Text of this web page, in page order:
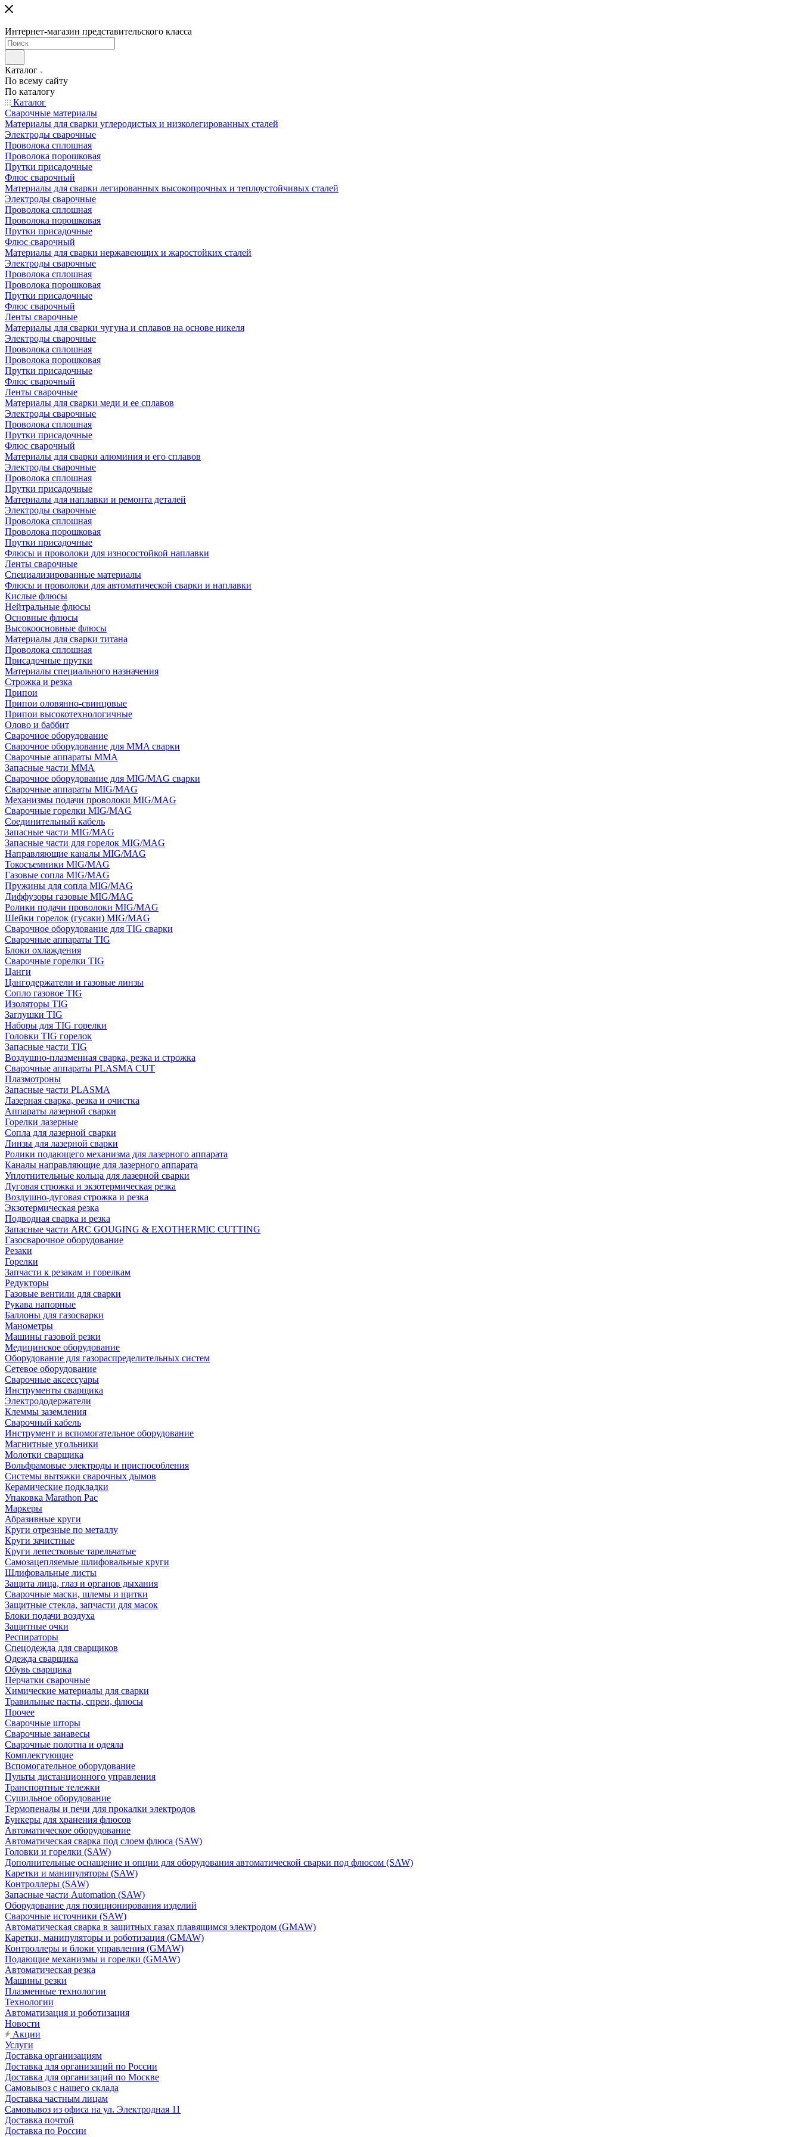
Интернет-магазин представительского класса
Каталог
По всему сайту
По каталогу
Каталог
Сварочные материалы
Материалы для сварки углеродистых и низколегированных сталей
Электроды сварочные
Проволока сплошная
Проволока порошковая
Прутки присадочные
Флюс сварочный
Материалы для сварки легированных высокопрочных и теплоустойчивых сталей
Электроды сварочные
Проволока сплошная
Проволока порошковая
Прутки присадочные
Флюс сварочный
Материалы для сварки нержавеющих и жаростойких сталей
Электроды сварочные
Проволока сплошная
Проволока порошковая
Прутки присадочные
Флюс сварочный
Ленты сварочные
Материалы для сварки чугуна и сплавов на основе никеля
Электроды сварочные
Проволока сплошная
Проволока порошковая
Прутки присадочные
Флюс сварочный
Ленты сварочные
Материалы для сварки меди и ее сплавов
Электроды сварочные
Проволока сплошная
Прутки присадочные
Флюс сварочный
Материалы для сварки алюминия и его сплавов
Электроды сварочные
Проволока сплошная
Прутки присадочные
Материалы для наплавки и ремонта деталей
Электроды сварочные
Проволока сплошная
Проволока порошковая
Прутки присадочные
Флюсы и проволоки для износостойкой наплавки
Ленты сварочные
Специализированные материалы
Флюсы и проволоки для автоматической сварки и наплавки
Кислые флюсы
Нейтральные флюсы
Основные флюсы
Высокоосновные флюсы
Материалы для сварки титана
Проволока сплошная
Присадочные прутки
Материалы специального назначения
Строжка и резка
Припои
Припои оловянно-свинцовые
Припои высокотехнологичные
Олово и баббит
Сварочное оборудование
Сварочное оборудование для MMA сварки
Сварочные аппараты MMA
Запасные части MMA
Сварочное оборудование для MIG/MAG сварки
Сварочные аппараты MIG/MAG
Механизмы подачи проволоки MIG/MAG
Сварочные горелки MIG/MAG
Соединительный кабель
Запасные части MIG/MAG
Запасные части для горелок MIG/MAG
Направляющие каналы MIG/MAG
Токосъемники MIG/MAG
Газовые сопла MIG/MAG
Пружины для сопла MIG/MAG
Диффузоры газовые MIG/MAG
Ролики подачи проволоки MIG/MAG
Шейки горелок (гусаки) MIG/MAG
Сварочное оборудование для TIG сварки
Сварочные аппараты TIG
Блоки охлаждения
Сварочные горелки TIG
Цанги
Цангодержатели и газовые линзы
Сопло газовое TIG
Изоляторы TIG
Заглушки TIG
Наборы для TIG горелки
Головки TIG горелок
Запасные части TIG
Воздушно-плазменная сварка, резка и строжка
Сварочные аппараты PLASMA CUT
Плазмотроны
Запасные части PLASMA
Лазерная сварка, резка и очистка
Аппараты лазерной сварки
Горелки лазерные
Сопла для лазерной сварки
Линзы для лазерной сварки
Ролики подающего механизма для лазерного аппарата
Каналы направляющие для лазерного аппарата
Уплотнительные кольца для лазерной сварки
Дуговая строжка и экзотермическая резка
Воздушно-дуговая строжка и резка
Экзотермическая резка
Подводная сварка и резка
Запасные части ARC GOUGING & EXOTHERMIC CUTTING
Газосварочное оборудование
Резаки
Горелки
Запчасти к резакам и горелкам
Редукторы
Газовые вентили для сварки
Рукава напорные
Баллоны для газосварки
Манометры
Машины газовой резки
Медицинское оборудование
Оборудование для газораспределительных систем
Сетевое оборудование
Сварочные аксессуары
Инструменты сварщика
Электрододержатели
Клеммы заземления
Сварочный кабель
Инструмент и вспомогательное оборудование
Магнитные угольники
Молотки сварщика
Вольфрамовые электроды и приспособления
Системы вытяжки сварочных дымов
Керамические подкладки
Упаковка Marathon Pac
Маркеры
Абразивные круги
Круги отрезные по металлу
Круги зачистные
Круги лепестковые тарельчатые
Самозацепляемые шлифовальные круги
Шлифовальные листы
Защита лица, глаз и органов дыхания
Сварочные маски, шлемы и щитки
Защитные стекла, запчасти для масок
Блоки подачи воздуха
Защитные очки
Респираторы
Спецодежда для сварщиков
Одежда сварщика
Обувь сварщика
Перчатки сварочные
Химические материалы для сварки
Травильные пасты, спреи, флюсы
Прочее
Сварочные шторы
Сварочные занавесы
Сварочные полотна и одеяла
Комплектующие
Вспомогательное оборудование
Пульты дистанционного управления
Транспортные тележки
Сушильное оборудование
Термопеналы и печи для прокалки электродов
Бункеры для хранения флюсов
Автоматическое оборудование
Автоматическая сварка под слоем флюса (SAW)
Головки и горелки (SAW)
Дополнительные оснащение и опции для оборудования автоматической сварки под флюсом (SAW)
Каретки и манипуляторы (SAW)
Контроллеры (SAW)
Запасные части Automation (SAW)
Оборудование для позиционирования изделий
Сварочные источники (SAW)
Автоматическая сварка в защитных газах плавящимся электродом (GMAW)
Каретки, манипуляторы и роботизация (GMAW)
Контроллеры и блоки управления (GMAW)
Подающие механизмы и горелки (GMAW)
Автоматическая резка
Машины резки
Плазменные технологии
Технологии
Автоматизация и роботизация
Новости
Акции
Услуги
Доставка организациям
Доставка для организаций по России
Доставка для организаций по Москве
Самовывоз с нашего склада
Доставка частным лицам
Самовывоз из офиса на ул. Электродная 11
Доставка почтой
Доставка по России